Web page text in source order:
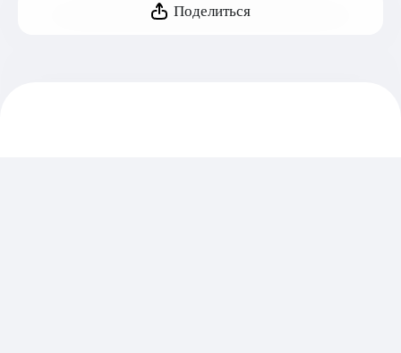
Поделиться